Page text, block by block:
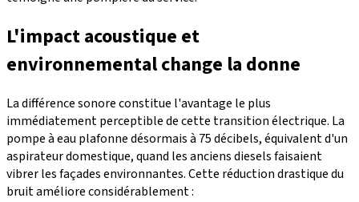
L'impact acoustique et
environnemental change la donne
La différence sonore constitue l'avantage le plus
immédiatement perceptible de cette transition électrique. La
pompe à eau plafonne désormais à 75 décibels, équivalent d'un
aspirateur domestique, quand les anciens diesels faisaient
vibrer les façades environnantes. Cette réduction drastique du
bruit améliore considérablement :